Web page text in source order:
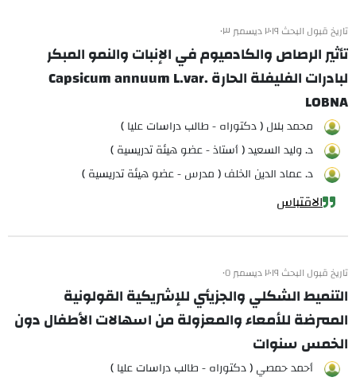
تاريخ قبول البحث ٢٠١٩ ديسمبر ٠٣
تأثير الرصاص والكادميوم في الإنبات والنمو المبكر
لبادرات الفليفلة الحارة Capsicum annuum L.var.
LOBNA
محمد بلال ( دكتوراه - طالب دراسات عليا )
د. وليد السعيد ( أستاذ - عضو هيئة تدريسية )
د. عماد الدين الخلف ( مدرس - عضو هيئة تدريسية )
الاقتباس
تاريخ قبول البحث ٢٠١٩ ديسمبر ٠٥
التنميط الشكلي والجزيئي للإشريكية القولونية
الممرضة للأمعاء والمعزولة من اسهالات الأطفال دون
الخمس سنوات
أحمد حمصي ( دكتوراه - طالب دراسات عليا )